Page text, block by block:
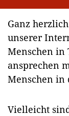
Ganz
unserer
Menschen in
ansprechen
Menschen in
Vielleicht